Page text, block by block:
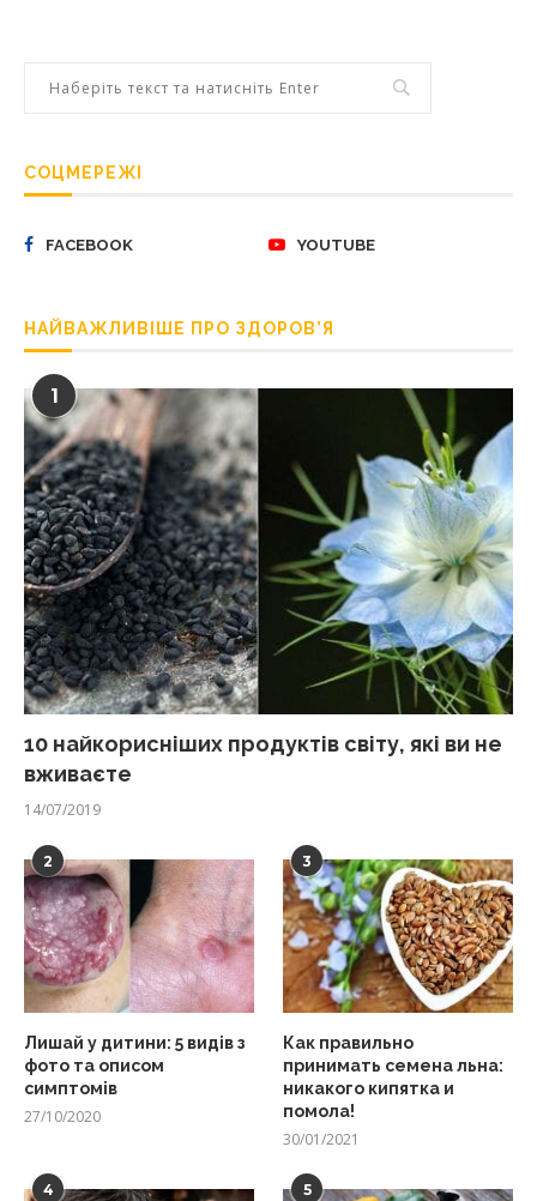
СОЦМЕРЕЖІ
FACEBOOK YOUTUBE
НАЙВАЖЛИВІШЕ ПРО ЗДОРОВ’Я
1
10 найкорисніших продуктів світу, які ви не
вживаєте
14/07/2019
2
Лишай у дитини: 5 видів з
фото та описом
симптомів
27/10/2020
3
Как правильно
принимать семена льна:
никакого кипятка и
помола!
30/01/2021
4 5